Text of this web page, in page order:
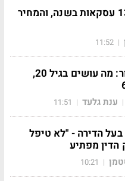
קריית שרת: 138 עסקאות בשנה, והמחיר
|
11:52
פנסיה לפי עשור: מה עושים בגיל 20,
| ענת גלעד |
11:51
הדירה - "לא טיפל
הדין מפתיע
|
10:21